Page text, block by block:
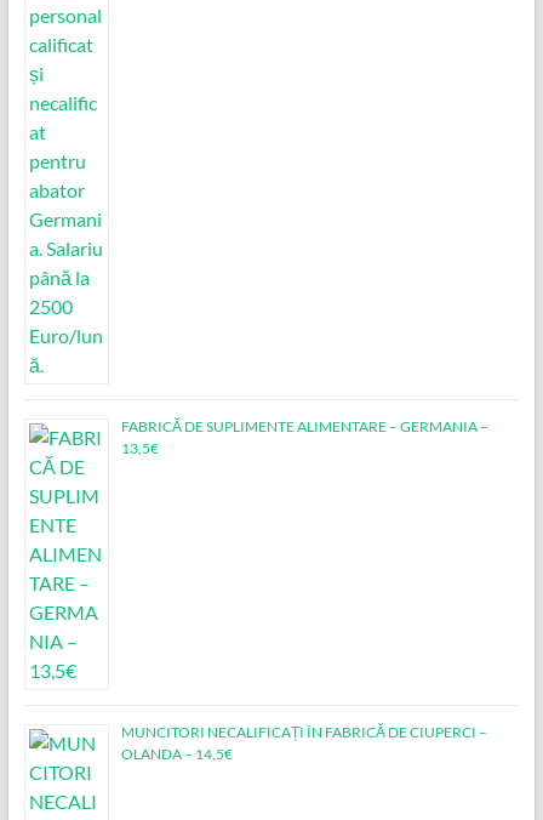
FABRICĂ DE SUPLIMENTE ALIMENTARE – GERMANIA –
13,5€
MUNCITORI NECALIFICAȚI ÎN FABRICĂ DE CIUPERCI –
OLANDA – 14,5€